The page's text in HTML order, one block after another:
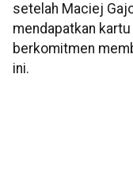
setelah Maciej
mendapatkan
berkomitmen
ini.